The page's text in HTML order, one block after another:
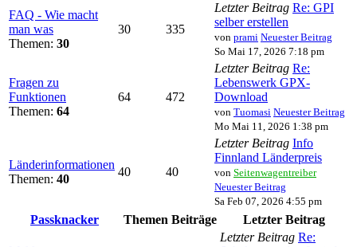
FAQ - Wie macht
man was
Themen: 30
30 335
Letzter Beitrag Re: GPI
selber erstellen
von prami Neuester Beitrag
So Mai 17, 2026 7:18 pm
Fragen zu
Funktionen
Themen: 64
64 472
Letzter Beitrag Re:
Lebenswerk GPX-
Download
von Tuomasi Neuester Beitrag
Mo Mai 11, 2026 1:38 pm
Länderinformationen
Themen: 40
40 40
Letzter Beitrag Info
Finnland Länderpreis
von Seitenwagentreiber
Neuester Beitrag
Sa Feb 07, 2026 4:55 pm
Passknacker Themen Beiträge Letzter Beitrag
Letzter Beitrag Re: